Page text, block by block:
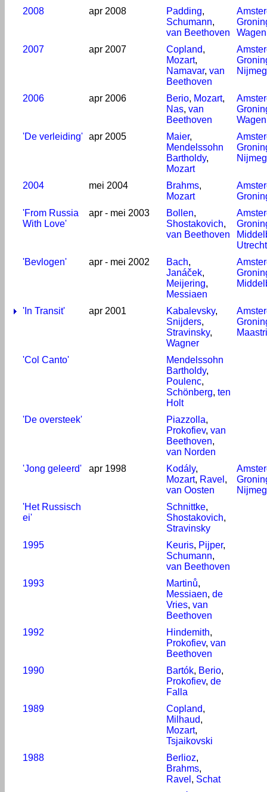
2008 apr 2008 Padding,
Schumann,
van Beethoven
2007
apr 2007 Copland,
Mozart,
Namavar, van
Beethoven
2006 apr 2006 Berio, Mozart,
Nas, van
Beethoven
'De verleiding' apr 2005 Maier,
Mendelssohn
Bartholdy,
Mozart
2004 mei 2004 Brahms,
Mozart
'From Russia
With Love'
apr - mei 2003 Bollen,
Shostakovich,
van Beethoven
Utrecht
'Bevlogen'
apr - mei 2002 Bach,
Janáček,
Meijering,
Messiaen
'In Transit' apr 2001 Kabalevsky,
Snijders,
Stravinsky,
Wagner
'Col Canto'
Mendelssohn
Bartholdy,
Poulenc,
Schönberg, ten
Holt
'De oversteek'
Piazzolla,
Prokofiev, van
Beethoven,
van Norden
'Jong geleerd'
apr 1998 Kodály,
Mozart, Ravel ,
van Oosten
'Het Russisch
ei'
Schnittke,
Shostakovich,
Stravinsky
1995
Keuris, Pijper,
Schumann,
van Beethoven
1993
Martinů,
Messiaen, de
Vries, van
Beethoven
1992
Hindemith,
Prokofiev, van
Beethoven
1990
Bartók, Berio,
Prokofiev, de
Falla
1989
Copland,
Milhaud,
Mozart,
Tsjaikovski
1988
Berlioz,
Brahms,
Ravel , Schat